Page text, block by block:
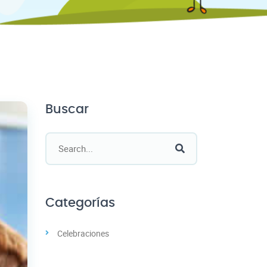
Buscar
Categorías
Celebraciones